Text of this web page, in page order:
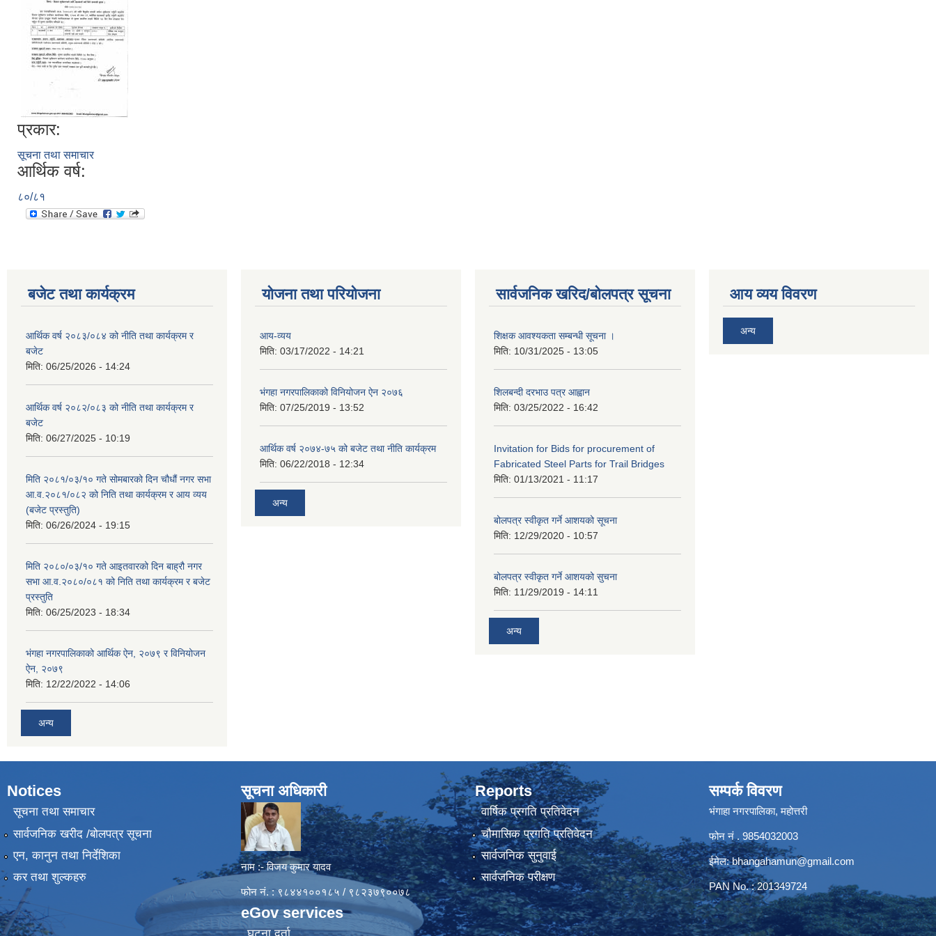
प्रकार:
सूचना तथा समाचार
आर्थिक वर्ष:
८०/८१
बजेट तथा कार्यक्रम
आर्थिक वर्ष २०८३/०८४ को नीति तथा कार्यक्रम र
बजेट
मिति: 06/25/2026 - 14:24
आर्थिक वर्ष २०८२/०८३ को नीति तथा कार्यक्रम र
बजेट
मिति: 06/27/2025 - 10:19
मिति २०८१/०३/१० गते सोमबारको दिन चौधौं नगर सभा
आ.व.२०८१/०८२ को निति तथा कार्यक्रम र आय व्यय
(बजेट प्रस्तुति)
मिति: 06/26/2024 - 19:15
मिति २०८०/०३/१० गते आइतवारको दिन बाह्रौ नगर
सभा आ.व.२०८०/०८१ को निति तथा कार्यक्रम र बजेट
प्रस्तुति
मिति: 06/25/2023 - 18:34
भंगहा नगरपालिकाको आर्थिक ऐन, २०७९ र विनियोजन
ऐन, २०७९
मिति: 12/22/2022 - 14:06
अन्य
योजना तथा परियोजना
आय-व्यय
मिति: 03/17/2022 - 14:21
भंगहा नगरपालिकाको विनियोजन ऐन २०७६
मिति: 07/25/2019 - 13:52
आर्थिक वर्ष २०७४-७५ को बजेट तथा नीति कार्यक्रम
मिति: 06/22/2018 - 12:34
अन्य
सार्वजनिक खरिद/बोलपत्र सूचना
शिक्षक आवश्यकता सम्बन्धी सूचना ।
मिति: 10/31/2025 - 13:05
शिलबन्दी दरभाउ पत्र आह्वान
मिति: 03/25/2022 - 16:42
Invitation for Bids for procurement of
Fabricated Steel Parts for Trail Bridges
मिति: 01/13/2021 - 11:17
बोलपत्र स्वीकृत गर्ने आशयको सूचना
मिति: 12/29/2020 - 10:57
बोलपत्र स्वीकृत गर्ने आशयको सुचना
मिति: 11/29/2019 - 14:11
अन्य
आय व्यय विवरण
अन्य
Notices
सूचना तथा समाचार
सार्वजनिक खरीद /बोलपत्र सूचना
एन, कानुन तथा निर्देशिका
कर तथा शुल्कहरु
सूचना अधिकारी
नाम :- विजय कुमार यादव
फोन नं. : ९८४४१००१८५ / ९८२३७९००७८
eGov services
Reports
वार्षिक प्रगति प्रतिवेदन
चौमासिक प्रगति प्रतिवेदन
सार्वजनिक सुनुवाई
सार्वजनिक परीक्षण
सम्पर्क विवरण
भंगाहा नगरपालिका, महोत्तरी
फोन नं . 9854032003
ईमेल:bhangahamun@gmail.com
PAN No. : 201349724